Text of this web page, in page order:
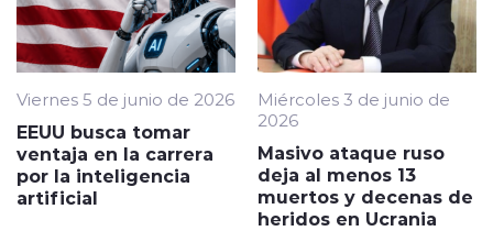
Viernes 5 de junio de 2026
EEUU busca tomar
ventaja en la carrera
por la inteligencia
artificial
Miércoles 3 de junio de
2026
Masivo ataque ruso
deja al menos 13
muertos y decenas de
heridos en Ucrania